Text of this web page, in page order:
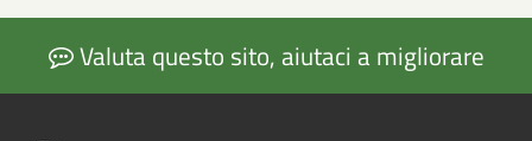
Valuta questo sito, aiutaci a migliorare